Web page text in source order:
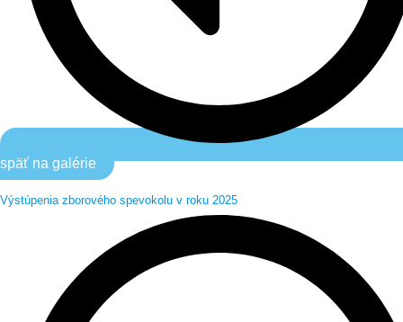
späť na galérie
Výstúpenia zborového spevokolu v roku 2025